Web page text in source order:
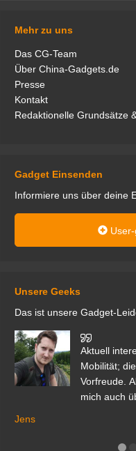
Mehr zu uns
Das CG-Team
Über China-Gadgets.de
Presse
Kontakt
Redaktionelle Grundsätze
Gadget Einsenden
Informiere uns über deine
User-
Unsere Geeks
Das ist unsere Gadget-
Aktuell
Mobilität;
Vorfreude.
mich auch
Jens